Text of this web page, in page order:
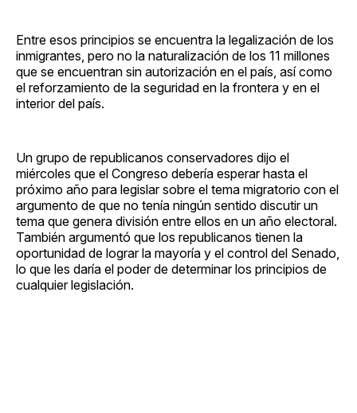
Entre esos principios se encuentra la legalización de los
inmigrantes, pero no la naturalización de los 11 millones
que se encuentran sin autorización en el país, así como
el reforzamiento de la seguridad en la frontera y en el
interior del país.
Un grupo de republicanos conservadores dijo el
miércoles que el Congreso debería esperar hasta el
próximo año para legislar sobre el tema migratorio con el
argumento de que no tenía ningún sentido discutir un
tema que genera división entre ellos en un año electoral.
También argumentó que los republicanos tienen la
oportunidad de lograr la mayoría y el control del Senado,
lo que les daría el poder de determinar los principios de
cualquier legislación.